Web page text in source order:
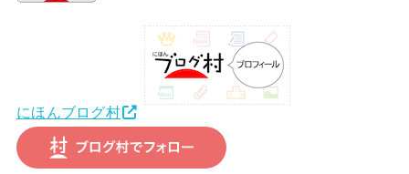
にほんブログ村